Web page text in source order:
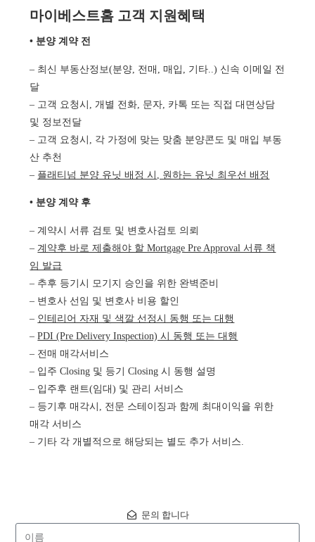
마이베스트홈 고객 지원혜택
• 분양 계약 전
– 최신 부동산정보(분양, 전매, 매입, 기타..) 신속 이메일 전
달
– 고객 요청시, 개별 전화, 문자, 카톡 또는 직접 대면상담
및 정보전달
– 고객 요청시, 각 가정에 맞는 맞춤 분양콘도 및 매입 부동
산 추천
– 플래티넘 분양 유닛 배정 시, 원하는 유닛 최우선 배정
• 분양 계약 후
– 계약시 서류 검토 및 변호사검토 의뢰
–계약후 바로 제출해야 할 Mortgage Pre Approval 서류 책
임 발급
– 추후 등기시 모기지 승인을 위한 완벽준비
– 변호사 선임 및 변호사 비용 할인
– 인테리어 자재 및 색깔 선정시 동행 또는 대행
–PDI (Pre Delivery Inspection) 시 동행 또는 대행
– 전매 매각서비스
– 입주 Closing 및 등기 Closing 시 동행 설명
– 입주후 랜트(임대) 및 관리 서비스
– 등기후 매각시, 전문 스테이징과 함께 최대이익을 위한
매각 서비스
– 기타 각 개별적으로 해당되는 별도 추가 서비스.
문의 합니다